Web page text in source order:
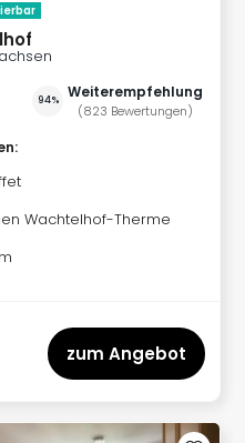
94% Weiterempfehlung
(823 Bewertungen)
:
Wachtelhof-Therme
zum Angebot